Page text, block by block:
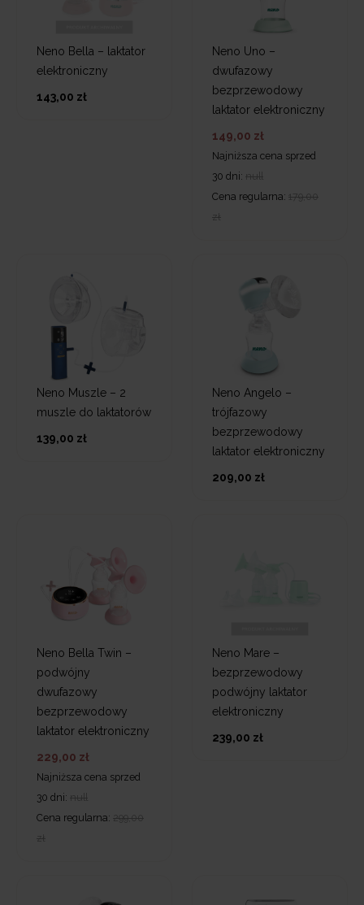
Neno Bella – laktator
elektroniczny
143,00 zł
Neno Uno –
dwufazowy
bezprzewodowy
laktator elektroniczny
149,00 zł
Najniższa cena sprzed
30 dni: null
Cena regularna: 179,00
zł
Neno Muszle – 2
muszle do laktatorów
139,00 zł
Neno Angelo –
trójfazowy
bezprzewodowy
laktator elektroniczny
209,00 zł
Neno Bella Twin –
podwójny
dwufazowy
bezprzewodowy
laktator elektroniczny
229,00 zł
Najniższa cena sprzed
30 dni: null
Cena regularna: 299,00
zł
Neno Mare –
bezprzewodowy
podwójny laktator
elektroniczny
239,00 zł